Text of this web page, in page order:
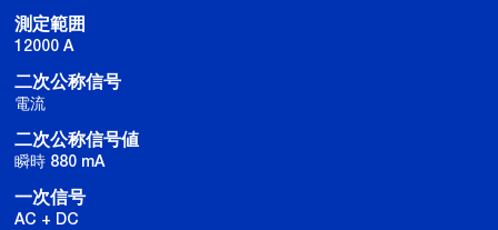
測定範囲
12000 A
二次公称信号
電流
二次公称信号値
瞬時 880 mA
一次信号
AC + DC